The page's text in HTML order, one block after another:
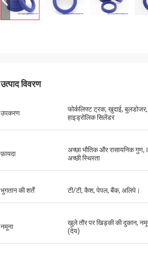
उत्पाद विवरण
उपकरण
फोर्कलिफ्ट ट्रक, खुदाई,
हाइड्रोलिक सिलेंडर
फ़ायदा
अच्छा भौतिक और रासायनिक गुण,
अच्छी स्थिरता
भुगतान की शर्तें टी/टी, कैश, पेपल, बैंक, अलिपे।
नमूना
खुले तौर पर खिड़की की दुकान,
(देय)